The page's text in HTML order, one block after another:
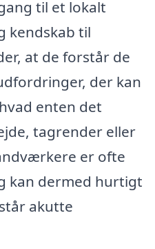
til et lokalt
kendskab til
at de forstår de
der kan
enten det
tagrender eller
er ofte
kan dermed hurtigt
akutte